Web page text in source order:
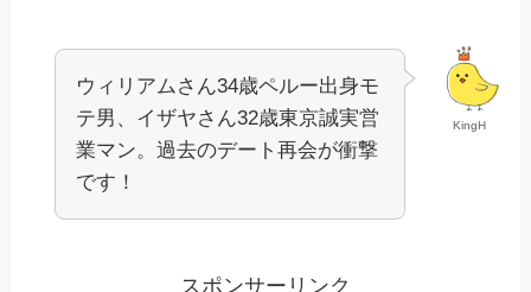
KingH
ウィリアムさん34歳ペルー出身モ
テ男、イザヤさん32歳東京誠実営
業マン。過去のデート再会が衝撃
です！
スポンサーリンク